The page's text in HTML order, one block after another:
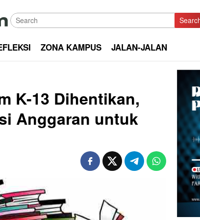
ZONA KAMPUS JALAN-JALAN
K-13 Dihentikan,
Anggaran untuk